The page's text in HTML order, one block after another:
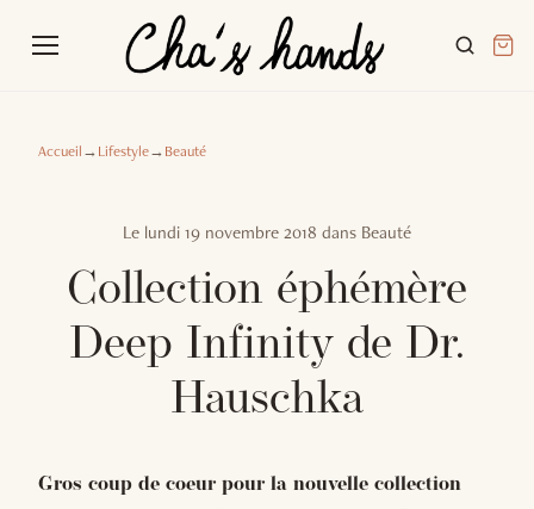
Accueil→Lifestyle→Beauté
Le lundi 19 novembre 2018 dans Beauté
Collection éphémère
Deep Infinity de Dr.
Hauschka
Gros coup de coeur pour la nouvelle collection